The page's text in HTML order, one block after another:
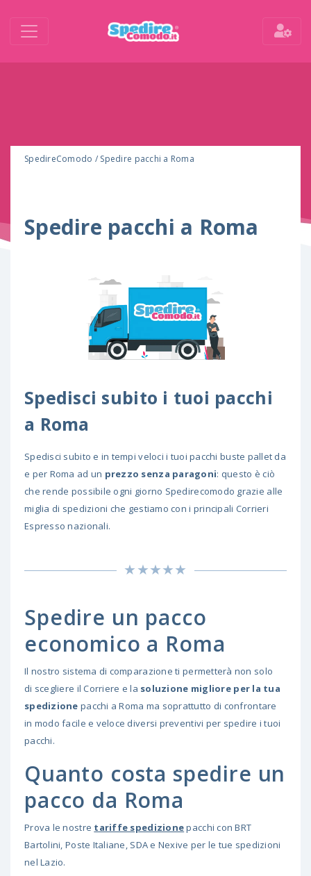
SpedireComodo / Spedire pacchi a Roma
Spedire pacchi a Roma
Spedisci subito i tuoi pacchi
a Roma
Spedisci subito e in tempi veloci i tuoi pacchi buste pallet da
e per Roma ad un prezzo senza paragoni: questo è ciò
che rende possibile ogni giorno Spedirecomodo grazie alle
miglia di spedizioni che gestiamo con i principali Corrieri
Espresso nazionali.
Spedire un pacco
economico a Roma
Il nostro sistema di comparazione ti permetterà non solo
di scegliere il Corriere e la soluzione migliore per la tua
spedizione pacchi a Roma ma soprattutto di confrontare
in modo facile e veloce diversi preventivi per spedire i tuoi
pacchi.
Quanto costa spedire un
pacco da Roma
Prova le nostre tariffe spedizionepacchi con BRT
Bartolini, Poste Italiane, SDA e Nexive per le tue spedizioni
nel Lazio.